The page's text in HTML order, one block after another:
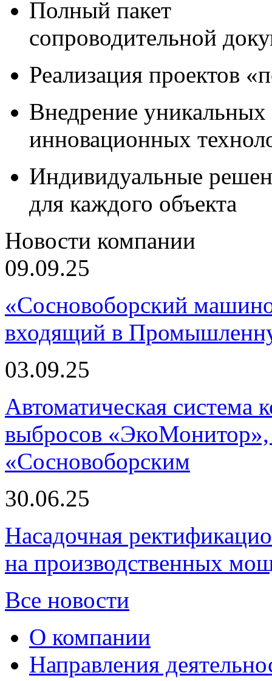
Полный пакет
сопроводительной
Реализация проектов
Внедрение уникальных
инновационных
Индивидуальные
для каждого объекта
Новости компании
09.09.25
«Сосновоборский
входящий в
03.09.25
Автоматическая
выбросов «ЭкоМонитор»,
«Сосновоборским
30.06.25
Насадочная
на производственных
Все новости
О компании
Направления